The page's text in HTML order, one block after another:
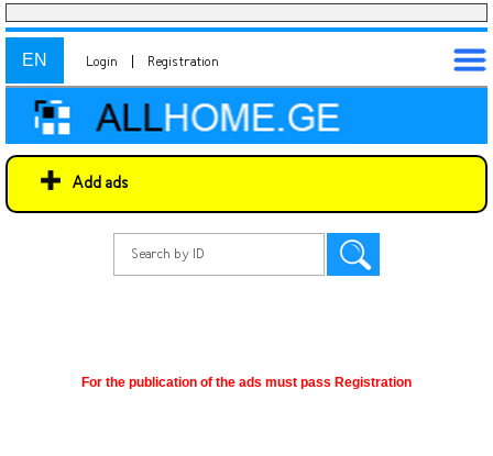
EN Login Registration
Add ads
For the publication of the ads must pass Registration